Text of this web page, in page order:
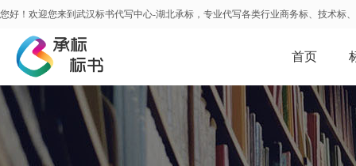
您好！欢迎您来到武汉标书代写中心-湖北承标，专业代写各类行业商务标、技术标
首页